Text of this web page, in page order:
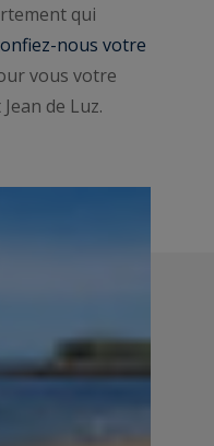
qui
nous votre
vous votre
de Luz.